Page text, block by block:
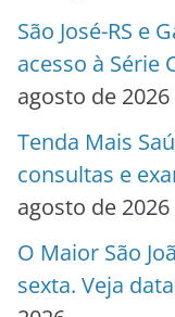
São José-RS e
acesso à Série
agosto de 2026
Tenda Mais
consultas e
agosto de 2026
O Maior São
sexta. Veja